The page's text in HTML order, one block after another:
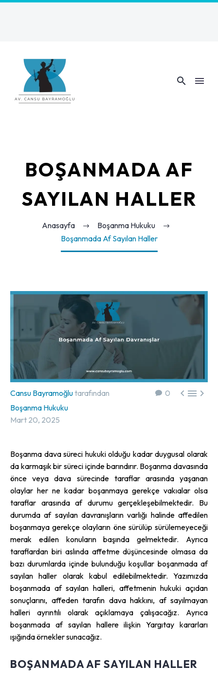
BOŞANMADA AF
SAYILAN HALLER
Anasayfa
Boşanma Hukuku
Boşanmada Af Sayılan Haller
0 
Cansu Bayramoğlu tarafından
Boşanma Hukuku
Mart 20, 2025
Boşanma dava süreci hukuki olduğu kadar duygusal olarak
da karmaşık bir süreci içinde barındırır. Boşanma davasında
önce veya dava sürecinde taraflar arasında yaşanan
olaylar her ne kadar boşanmaya gerekçe vakıalar olsa
taraflar arasında af durumu gerçekleşebilmektedir. Bu
durumda af sayılan davranışların varlığı halinde affedilen
boşanmaya gerekçe olayların öne sürülüp sürülemeyeceği
merak edilen konuların başında gelmektedir. Ayrıca
taraflardan biri aslında affetme düşüncesinde olmasa da
bazı durumlarda içinde bulunduğu koşullar boşanmada af
sayılan haller olarak kabul edilebilmektedir. Yazımızda
boşanmada af sayılan halleri, affetmenin hukuki açıdan
sonuçlarını, affeden tarafın dava hakkını, af sayılmayan
halleri ayrıntılı olarak açıklamaya çalışacağız. Ayrıca
boşanmada af sayılan hallere ilişkin Yargıtay kararları
ışığında örnekler sunacağız.
BOŞANMADA AF SAYILAN HALLER